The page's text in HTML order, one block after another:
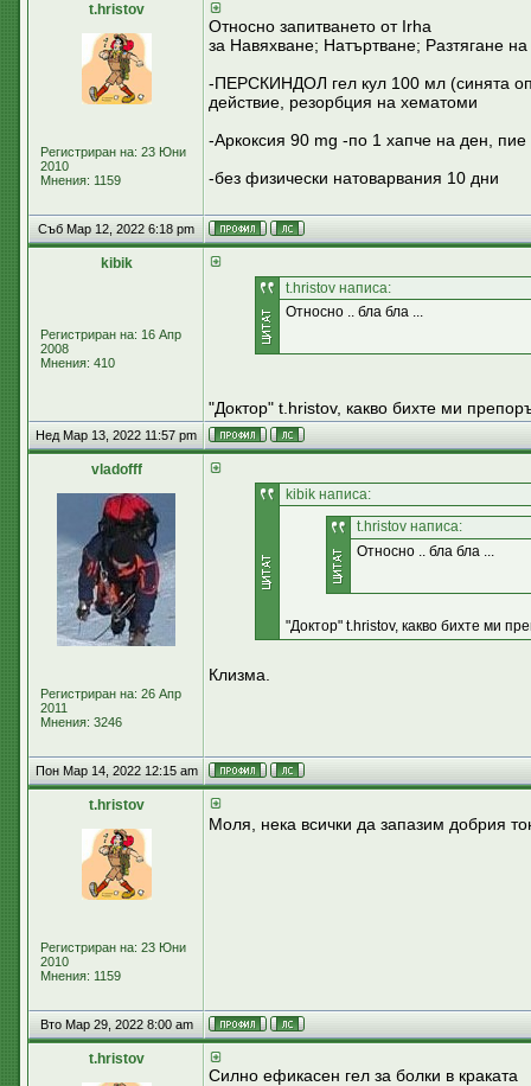
t.hristov
Регистриран на: 23 Юни
2010
Мнения: 1159
Относно запитването от Irha
за Навяхване; Натъртване; Разтягане
-ПЕРСКИНДОЛ гел кул 100 мл (синята
действие, резорбция на хематоми
-Аркоксия 90 mg -по 1 хапче на ден,
-без физически натоварвания 10 дни
Съб Мар 12, 2022 6:18 pm
kibik
Регистриран на: 16 Апр
2008
Мнения: 410
t.hristov написа:
Относно .. бла бла ...
"Доктор" t.hristov, какво бихте ми
Нед Мар 13, 2022 11:57 pm
vladofff
Регистриран на: 26 Апр
2011
Мнения: 3246
kibik написа:
t.hristov написа:
Относно .. бла бла ...
"Доктор" t.hristov, какво бихте ми
Клизма.
Пон Мар 14, 2022 12:15 am
t.hristov
Регистриран на: 23 Юни
2010
Мнения: 1159
Моля, нека всички да запазим добрия
Вто Мар 29, 2022 8:00 am
t.hristov
Силно ефикасен гел за болки в краката